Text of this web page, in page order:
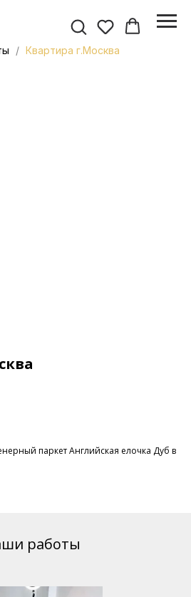
Квартира г.Москва
паркет Английская елочка Дуб в
работы